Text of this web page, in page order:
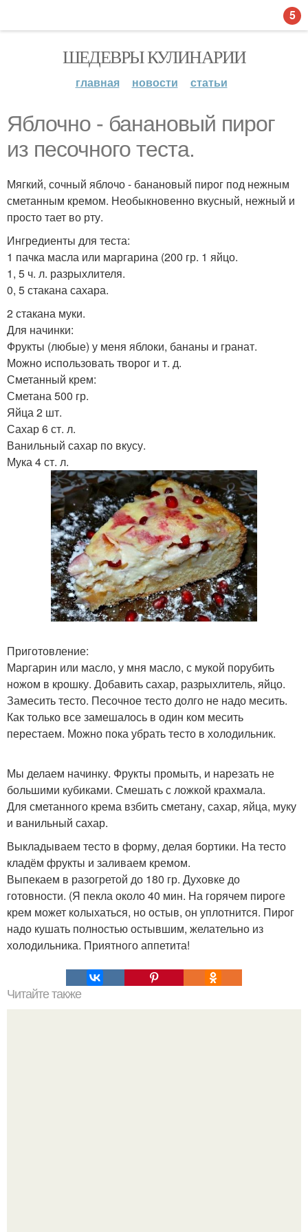
ШЕДЕВРЫ КУЛИНАРИИ
главная новости статьи
Яблочно - банановый пирог
из песочного теста.
Мягкий, сочный яблочо - банановый пирог под нежным
сметанным кремом. Необыкновенно вкусный, нежный и
просто тает во рту.
Ингредиенты для теста:
1 пачка масла или маргарина (200 гр. 1 яйцо.
1, 5 ч. л. разрыхлителя.
0, 5 стакана сахара.
2 стакана муки.
Для начинки:
Фрукты (любые) у меня яблоки, бананы и гранат.
Можно использовать творог и т. д.
Сметанный крем:
Сметана 500 гр.
Яйца 2 шт.
Сахар 6 ст. л.
Ванильный сахар по вкусу.
Мука 4 ст. л.
Приготовление:
Маргарин или масло, у мня масло, с мукой порубить
ножом в крошку. Добавить сахар, разрыхлитель, яйцо.
Замесить тесто. Песочное тесто долго не надо месить.
Как только все замешалось в один ком месить
перестаем. Можно пока убрать тесто в холодильник.
Мы делаем начинку. Фрукты промыть, и нарезать не
большими кубиками. Смешать с ложкой крахмала.
Для сметанного крема взбить сметану, сахар, яйца, муку
и ванильный сахар.
Выкладываем тесто в форму, делая бортики. На тесто
кладём фрукты и заливаем кремом.
Выпекаем в разогретой до 180 гр. Духовке до
готовности. (Я пекла около 40 мин. На горячем пироге
крем может колыхаться, но остыв, он уплотнится. Пирог
надо кушать полностью остывшим, желательно из
холодильника. Приятного аппетита!
Читайте также
5